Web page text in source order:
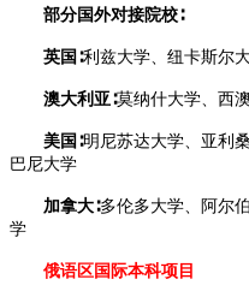
部分国外对接院校∶
英国∶利兹大学、纽卡斯尔
澳大利亚∶莫纳什大学、西
美国∶明尼苏达大学、亚利
巴尼大学
加拿大∶多伦多大学、阿尔
学
俄语区国际本科项目